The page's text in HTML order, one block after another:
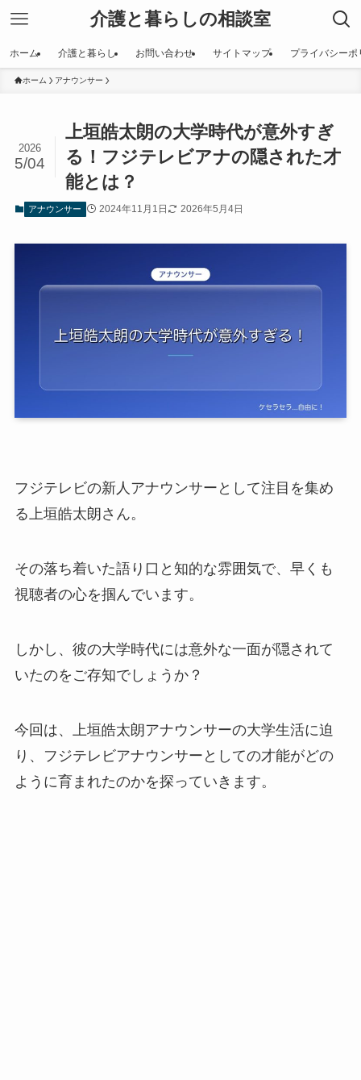
介護と暮らしの相談室
ホーム 介護と暮らし お問い合わせ サイトマップ プライバシーポ
ホーム アナウンサー
上垣皓太朗の大学時代が意外すぎ
る！フジテレビアナの隠された才
能とは？
2026
5/04
アナウンサー 2024年11月1日 2026年5月4日
フジテレビの新人アナウンサーとして注目を集め
る上垣皓太朗さん。
その落ち着いた語り口と知的な雰囲気で、早くも
視聴者の心を掴んでいます。
しかし、彼の大学時代には意外な一面が隠されて
いたのをご存知でしょうか？
今回は、上垣皓太朗アナウンサーの大学生活に迫
り、フジテレビアナウンサーとしての才能がどの
ように育まれたのかを探っていきます。